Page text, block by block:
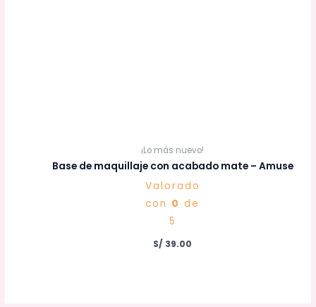
¡Lo más nuevo!
Base de maquillaje con acabado mate – Amuse
Valorado
con 0 de
5
S/ 39.00